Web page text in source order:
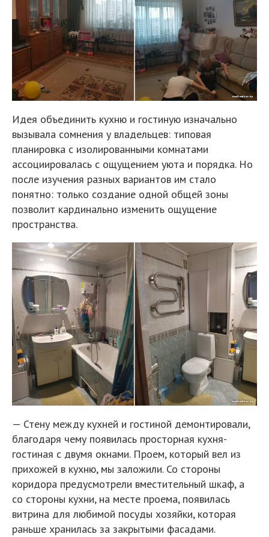
Идея объединить кухню и гостиную изначально
вызывала сомнения у владельцев: типовая
планировка с изолированными комнатами
ассоциировалась с ощущением уюта и порядка. Но
после изучения разных вариантов им стало
понятно: только создание одной общей зоны
позволит кардинально изменить ощущение
пространства.
— Стену между кухней и гостиной демонтировали,
благодаря чему появилась просторная кухня-
гостиная с двумя окнами. Проем, который вел из
прихожей в кухню, мы заложили. Со стороны
коридора предусмотрели вместительный шкаф, а
со стороны кухни, на месте проема, появилась
витрина для любимой посуды хозяйки, которая
раньше хранилась за закрытыми фасадами.